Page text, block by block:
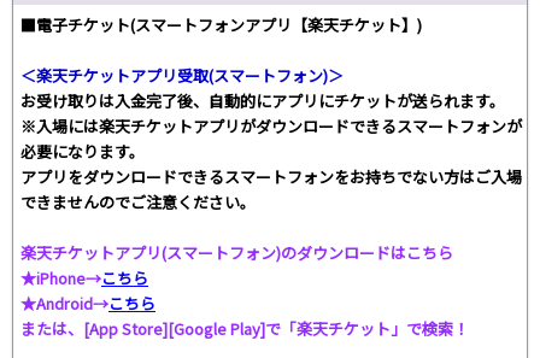
■電子チケット(スマートフォンアプリ【楽天チケット】)
＜楽天チケットアプリ受取(スマートフォン)＞
お受け取りは入金完了後、自動的にアプリにチケットが送られます。
※入場には楽天チケットアプリがダウンロードできるスマートフォンが
必要になります。
アプリをダウンロードできるスマートフォンをお持ちでない方はご入場
できませんのでご注意ください。
楽天チケットアプリ(スマートフォン)のダウンロードはこちら
★iPhone→こちら
★Android→こちら
または、[App Store][Google Play]で「楽天チケット」で検索！